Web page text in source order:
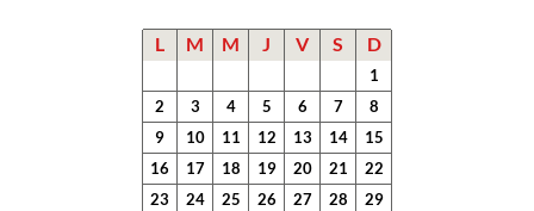
L M M J V S D
1
2
3 4 5 6 7
8
9
10 11 12 13 14
15
16
17 18 19 20 21
22
23
24 25 26 27 28
29